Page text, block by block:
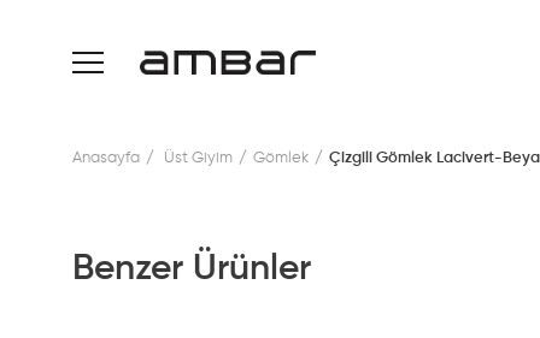
Anasayfa Üst Giyim Gömlek Çizgili Gömlek Lacivert-
Benzer Ürünler